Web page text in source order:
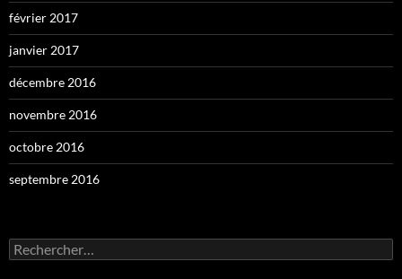
février 2017
janvier 2017
décembre 2016
novembre 2016
octobre 2016
septembre 2016
Rechercher :